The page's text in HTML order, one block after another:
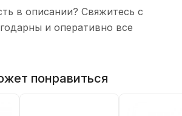
в описании? Свяжитесь с
и оперативно все
понравиться